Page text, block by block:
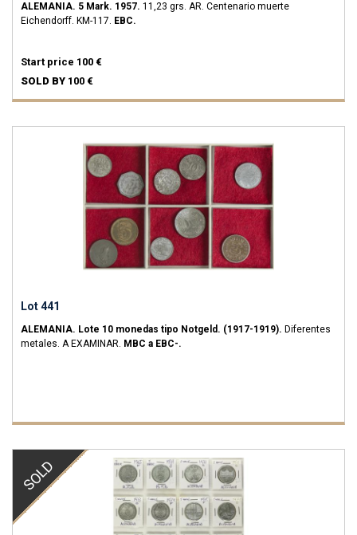
ALEMANIA. 5 Mark. 1957. 11,23 grs. AR. Centenario muerte
Eichendorff. KM-117. EBC.
Start price 100 €
SOLD BY 100 €
Lot 441
ALEMANIA. Lote 10 monedas tipo Notgeld. (1917-1919). Diferentes
metales. A EXAMINAR. MBC a EBC-.
SOLD